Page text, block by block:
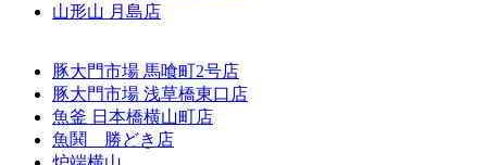
山形山 月島店
豚大門市場 馬喰町2号店
豚大門市場 浅草橋東口店
魚釜 日本橋横山町店
魚鬨 勝どき店